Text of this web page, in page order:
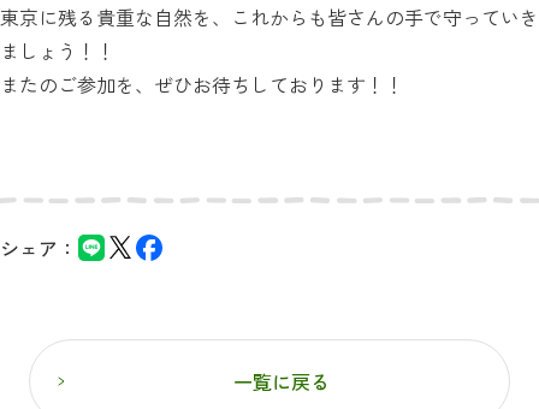
東京に残る貴重な自然を、これからも皆さんの手で守っていき
ましょう！！
またのご参加を、ぜひお待ちしております！！
シェア：
一覧に戻る